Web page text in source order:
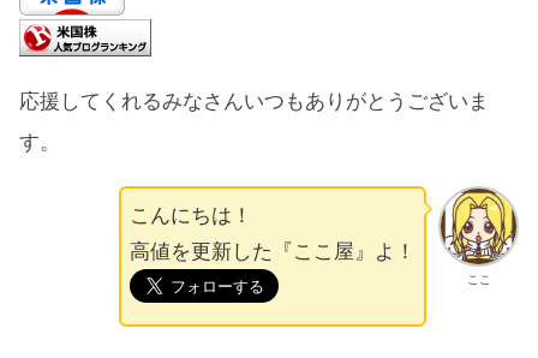
応援してくれるみなさんいつもありがとうございま
す。
ここ
こんにちは！
高値を更新した『ここ屋』よ！